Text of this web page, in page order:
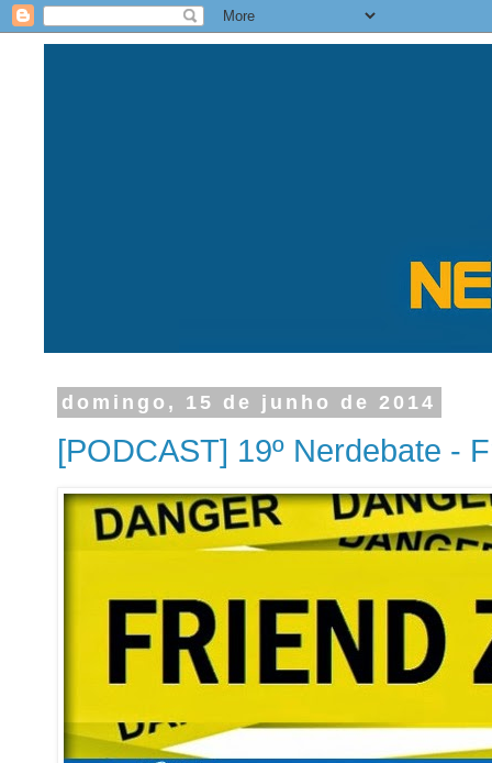
domingo, 15 de junho de 2014
[PODCAST] 19º Nerdebate -